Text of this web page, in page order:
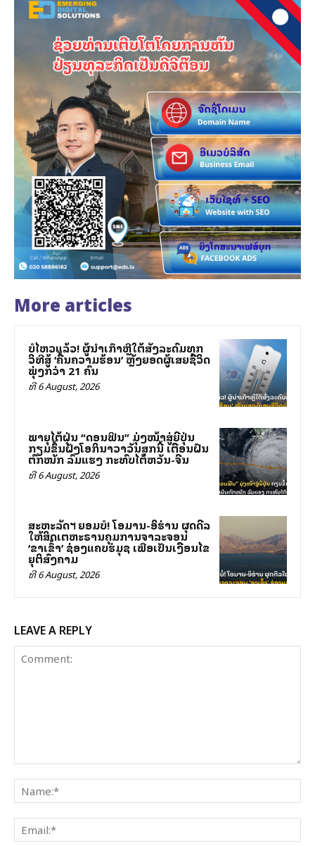
More articles
ບໍ່ໄຫວແລ້ວ! ຜູ້ນຳເກົາຫຼີໃຕ້ສັ່ງລະດົມທຸກ
ວິທີສູ້ ‘ຄື້ນຄວາມຮ້ອນ’ ຫຼັງຍອດຜູ້ເສຍຊີວິດ
ພຸ່ງກວ່າ 21 ຄົນ
ທີ 6 August, 2026
ພາຍຸໄຕ້ຝຸ່ນ “ດອນຟິນ” ມຸ່ງໜ້າສູ່ຍີ່ປຸ່ນ
ກຽມຂຶ້ນຝັ່ງໂອກິນາວາວັນສຸກນີ້ ເຕືອນຝົນ
ຕົກໜັກ ລົມແຮງ ກະທົບໄຕ້ຫວັນ-ຈີນ
ທີ 6 August, 2026
ສະຫະລັດฯ ຍອມບໍ່! ໂອມານ-ອິຮ່ານ ຜຸດດີລ
ໃຫ້ສິດເຕຫະຣານຄຸມການຈາລະຈອນ
‘ຂາເຂົ້າ’ ຊ່ອງແຄບຮໍມຸຊ ເພື່ອເປັນເງື່ອນໄຂ
ຍຸຕິສົງຄາມ
ທີ 6 August, 2026
LEAVE A REPLY